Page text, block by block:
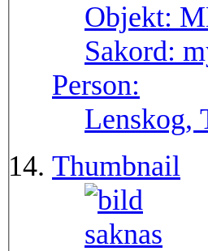
Objekt:
Sakord:
Person:
Lenskog,
Thumbnail